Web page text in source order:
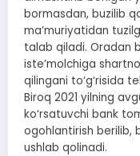
bormasdan, buzilib
ma’muriyatidan
talab qiladi. Oradan
iste’molchiga
qilingani to‘g‘risida
Biroq 2021 yilning
ko‘rsatuvchi bank
ogohlantirish berilib,
ushlab qolinadi.